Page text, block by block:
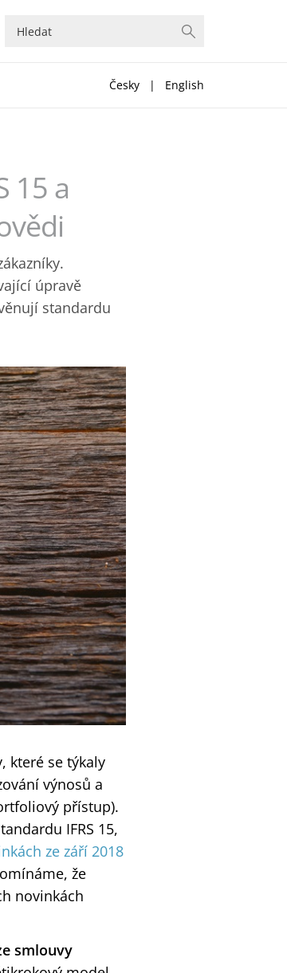
Česky | English
15 a
úpravě
standardu
které se týkaly
výnosů a
přístup).
IFRS 15,
ze září 2018
že
novinkách
smlouvy